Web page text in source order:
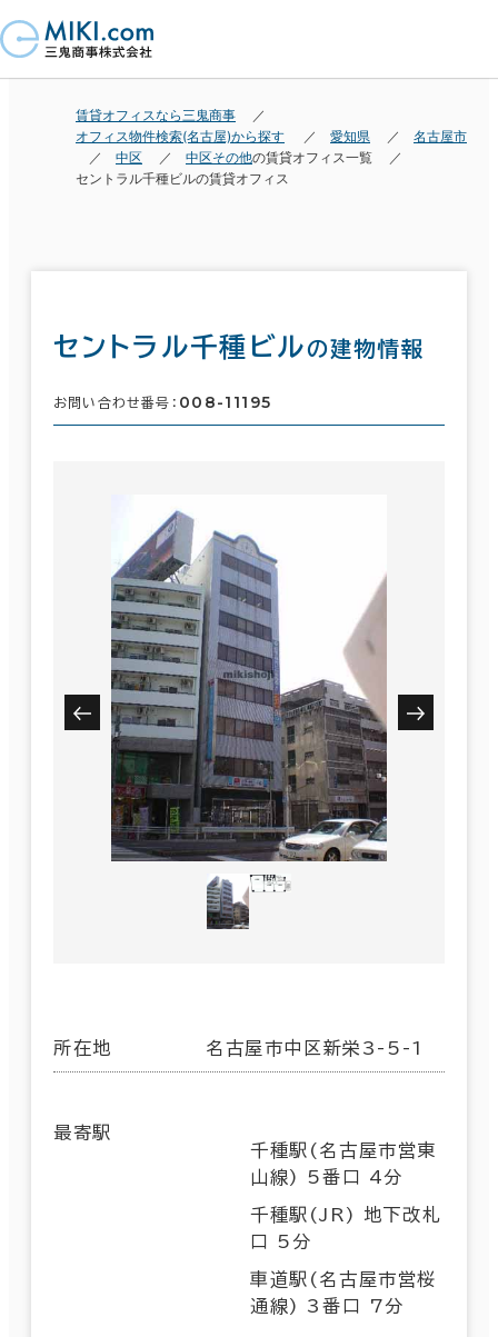
賃貸オフィスなら三鬼商事
オフィス物件検索(名古屋)から探す
愛知県
名古屋市
中区
中区その他の賃貸オフィス一覧
セントラル千種ビルの賃貸オフィス
セントラル千種ビルの建物情報
お問い合わせ番号： 008-11195
所在地 名古屋市中区新栄3-5-1
最寄駅
千種駅(名古屋市営東
山線) 5番口 4分
千種駅(JR) 地下改札
口 5分
車道駅(名古屋市営桜
通線) 3番口 7分